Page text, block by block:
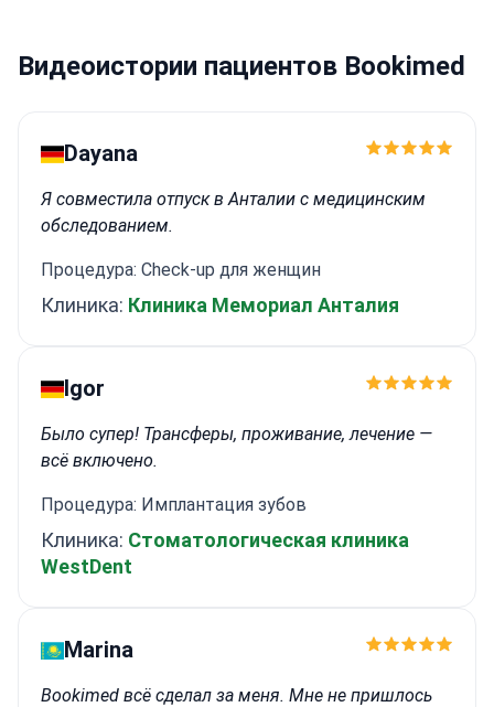
Видеоистории пациентов Bookimed
Dayana
Я совместила отпуск в Анталии с медицинским
обследованием.
Процедура: Check-up для женщин
Клиника: Клиника Мемориал Анталия
Igor
Было супер! Трансферы, проживание, лечение —
всё включено.
Процедура: Имплантация зубов
Клиника: Стоматологическая клиника
WestDent
Marina
Bookimed всё сделал за меня. Мне не пришлось